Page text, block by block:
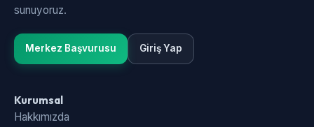
sunuyoruz.
Merkez Başvurusu Giriş Yap
Kurumsal
Hakkımızda